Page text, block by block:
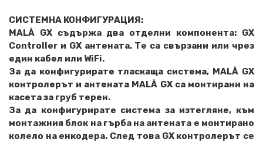
СИСТЕМНА КОНФИГУРАЦИЯ:
MALÅ GX съдържа два отделни компонента: GX
Controller и GX антената. Те са свързани или чрез
един кабел или WiFi.
За да конфигурирате тласкаща система, MALÅ GX
контролерът и антената MALÅ GX са монтирани на
касета за груб терен.
За да конфигурирате система за изтегляне, към
монтажния блок на гърба на антената е монтирано
колело на енкодера. След това GX контролерът се